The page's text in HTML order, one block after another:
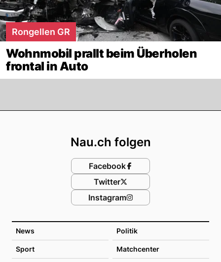
Rongellen GR
Wohnmobil prallt beim Überholen
frontal in Auto
News Politik
Sport Matchcenter
Nau.ch folgen
Facebook
Twitter
Instagram